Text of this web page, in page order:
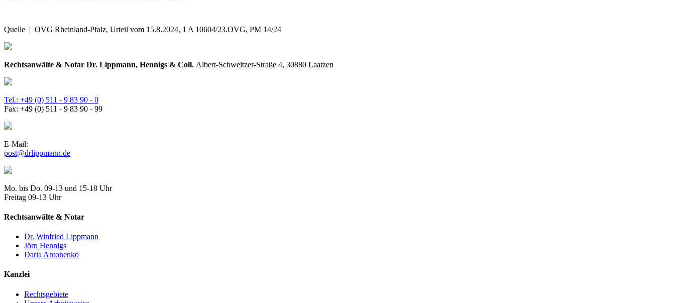
Quelle | OVG Rheinland-Pfalz, Urteil vom 15.8.2024, 1 A 10604/23.OVG, PM 14/24
Rechtsanwälte & Notar Dr. Lippmann, Hennigs & Coll. Albert-Schweitzer-Straße 4, 30880 Laatzen
Tel.: +49 (0) 511 - 9 83 90 - 0
Fax: +49 (0) 511 - 9 83 90 - 99
E-Mail:
post@drlippmann.de
Mo. bis Do. 09-13 und 15-18 Uhr
Freitag 09-13 Uhr
Rechtsanwälte & Notar
Dr. Winfried Lippmann
Jörn Hennigs
Daria Antonenko
Kanzlei
Rechtsgebiete